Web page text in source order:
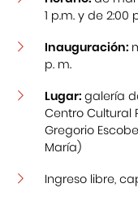
1 p.m. y de 2:00
Inauguración:
p. m.
Lugar: galería
Centro Cultural
Gregorio
María)
Ingreso libre,